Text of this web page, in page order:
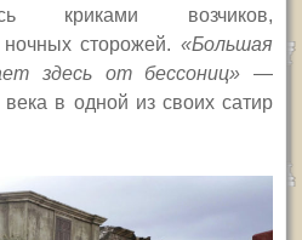
криками возчиков,
сторожей. «Большая
здесь от бессониц» —
в одной из своих сатир